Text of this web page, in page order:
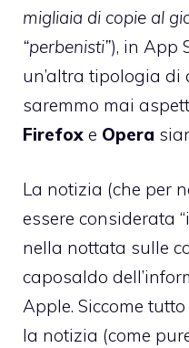
migliaia di copie al
“perbenisti”), in App
un’altra tipologia di
saremmo mai
Firefox e Opera
La notizia (che per
essere considerata
nella nottata sulle
caposaldo
Apple. Siccome
la notizia (come